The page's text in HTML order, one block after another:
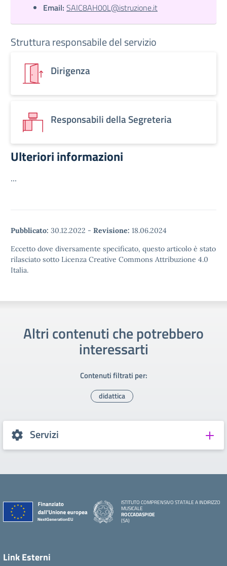
Email: SAIC8AH00L@istruzione.it
Struttura responsabile del servizio
Dirigenza
Responsabili della Segreteria
Ulteriori informazioni
...
Pubblicato: 30.12.2022 - Revisione: 18.06.2024
Eccetto dove diversamente specificato, questo articolo è stato
rilasciato sotto Licenza Creative Commons Attribuzione 4.0
Italia.
Altri contenuti che potrebbero
interessarti
Contenuti filtrati per:
didattica
Servizi
ISTITUTO COMPRENSIVO STATALE A INDIRIZZO
MUSICALE
ROCCADASPIDE
(SA)
Link Esterni